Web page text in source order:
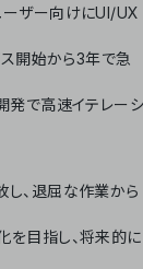
ーザー向けにUI/UX
開始から3年で急
発で高速イテレーシ
、退屈な作業から
目指し、将来的に